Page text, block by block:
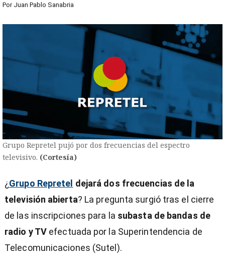
Por Juan Pablo Sanabria
Grupo Repretel pujó por dos frecuencias del espectro
televisivo. (Cortesía)
¿Grupo Repretel dejará dos frecuencias de la
televisión abierta? La pregunta surgió tras el cierre
de las inscripciones para la subasta de bandas de
radio y TV efectuada por la Superintendencia de
Telecomunicaciones (Sutel).